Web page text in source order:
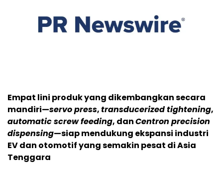
Empat lini produk yang dikembangkan secara
mandiri—servo press,transducerized tightening,
automatic screw feeding, danCentron precision
dispensing—siap mendukung ekspansi industri
EV dan otomotif yang semakin pesat di Asia
Tenggara